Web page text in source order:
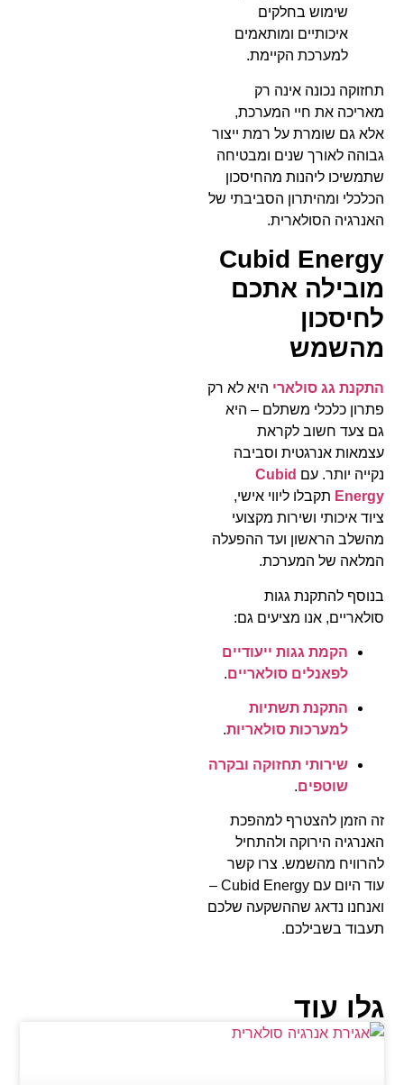
שימוש בחלקים
איכותיים ומותאמים
למערכת הקיימת.
תחזוקה נכונה אינה רק
מאריכה את חיי המערכת,
אלא גם שומרת על רמת ייצור
גבוהה לאורך שנים ומבטיחה
שתמשיכו ליהנות מהחיסכון
הכלכלי ומהיתרון הסביבתי של
האנרגיה הסולארית.
Cubid Energy
מובילה אתכם
לחיסכון
מהשמש
התקנת גג סולארי היא לא רק
פתרון כלכלי משתלם – היא
גם צעד חשוב לקראת
עצמאות אנרגטית וסביבה
נקייה יותר. עם Cubid
Energy תקבלו ליווי אישי,
ציוד איכותי ושירות מקצועי
מהשלב הראשון ועד ההפעלה
המלאה של המערכת.
בנוסף להתקנת גגות
סולאריים, אנו מציעים גם:
הקמת גגות ייעודיים
לפאנלים סולאריים.
התקנת תשתיות
למערכות סולאריות.
שירותי תחזוקה ובקרה
שוטפים.
זה הזמן להצטרף למהפכת
האנרגיה הירוקה ולהתחיל
להרוויח מהשמש. צרו קשר
עוד היום עם Cubid Energy –
ואנחנו נדאג שההשקעה שלכם
תעבוד בשבילכם.
גלו עוד